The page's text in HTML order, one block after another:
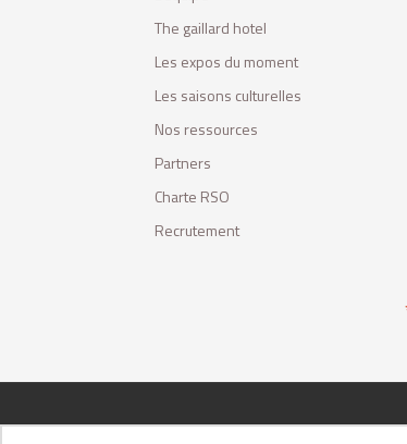
The gaillard hotel
Les expos du moment
Les saisons culturelles
Nos ressources
Partners
Charte RSO
Recrutement